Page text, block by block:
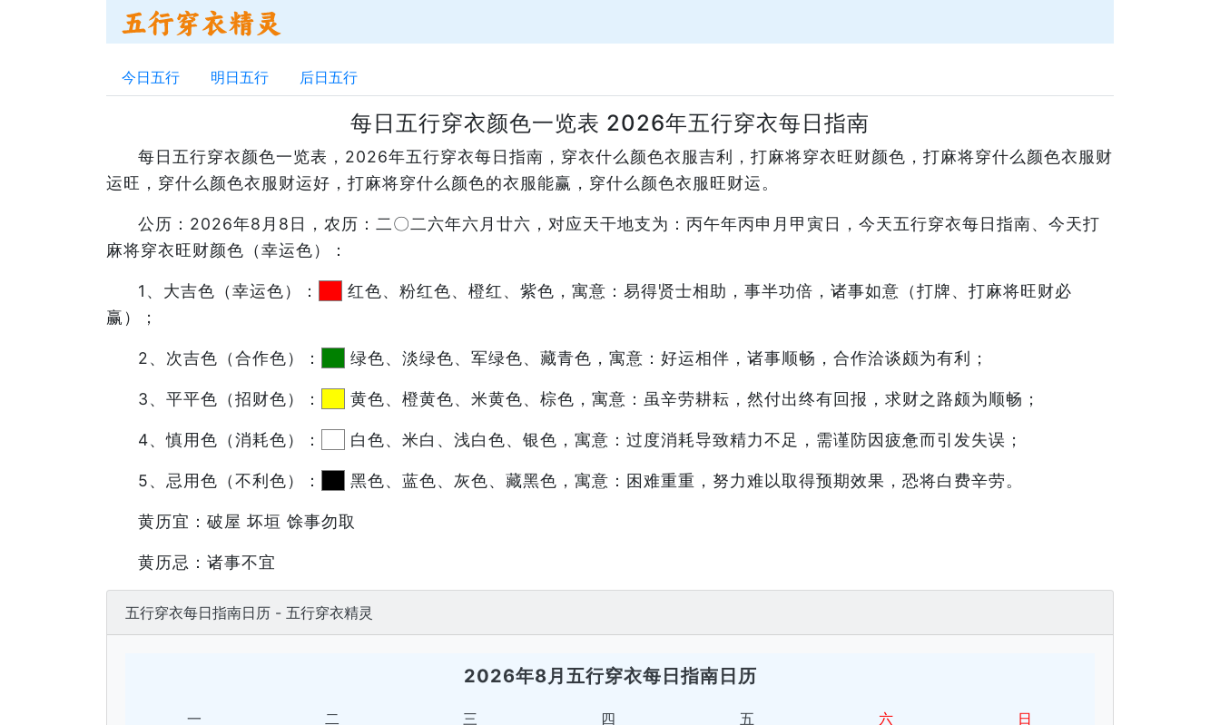
今日五行 明日五行 后日五行
每日五行穿衣颜色一览表 2026年五行穿衣每日指南
每日五行穿衣颜色一览表，2026年五行穿衣每日指南，穿衣什么颜色衣服吉利，打麻将穿衣旺财颜色，打麻将穿什么颜色衣服财
运旺，穿什么颜色衣服财运好，打麻将穿什么颜色的衣服能赢，穿什么颜色衣服旺财运。
公历：2026年8月8日，农历：二〇二六年六月廿六，对应天干地支为：丙午年丙申月甲寅日，今天五行穿衣每日指南、今天打
麻将穿衣旺财颜色（幸运色）：
1、大吉色（幸运色）：
红色、粉红色、橙红、紫色，寓意：易得贤士相助，事半功倍，诸事如意（打牌、打麻将旺财必
赢）；
2、次吉色（合作色）： 绿色、淡绿色、军绿色、藏青色，寓意：好运相伴，诸事顺畅，合作洽谈颇为有利；
3、平平色（招财色）： 黄色、橙黄色、米黄色、棕色，寓意：虽辛劳耕耘，然付出终有回报，求财之路颇为顺畅；
4、慎用色（消耗色）： 白色、米白、浅白色、银色，寓意：过度消耗导致精力不足，需谨防因疲惫而引发失误；
5、忌用色（不利色）： 黑色、蓝色、灰色、藏黑色，寓意：困难重重，努力难以取得预期效果，恐将白费辛劳。
黄历宜：破屋 坏垣 馀事勿取
黄历忌：诸事不宜
五行穿衣每日指南日历 - 五行穿衣精灵
2026年8月五行穿衣每日指南日历
一 二 三 四 五 六 日